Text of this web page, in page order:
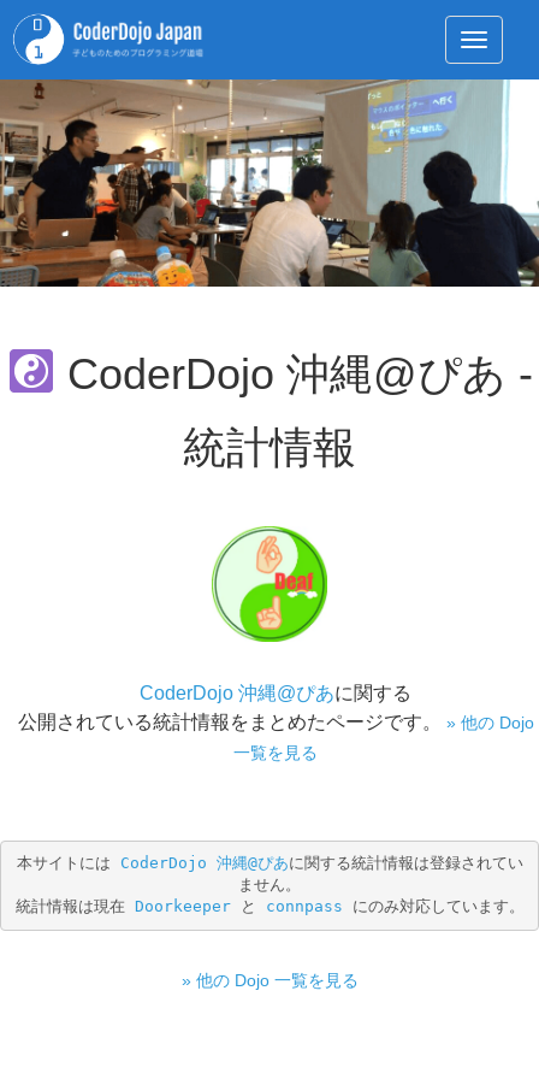
Toggle
CoderDojo 沖縄@ぴあ -
統計情報
CoderDojo 沖縄@ぴあに関する
公開されている統計情報をまとめたページです。 » 他の Dojo
一覧を見る
本サイトには CoderDojo 沖縄@ぴあに関する統計情報は登録されてい
ません。
統計情報は現在 Doorkeeper と connpass にのみ対応しています。
» 他の Dojo 一覧を見る